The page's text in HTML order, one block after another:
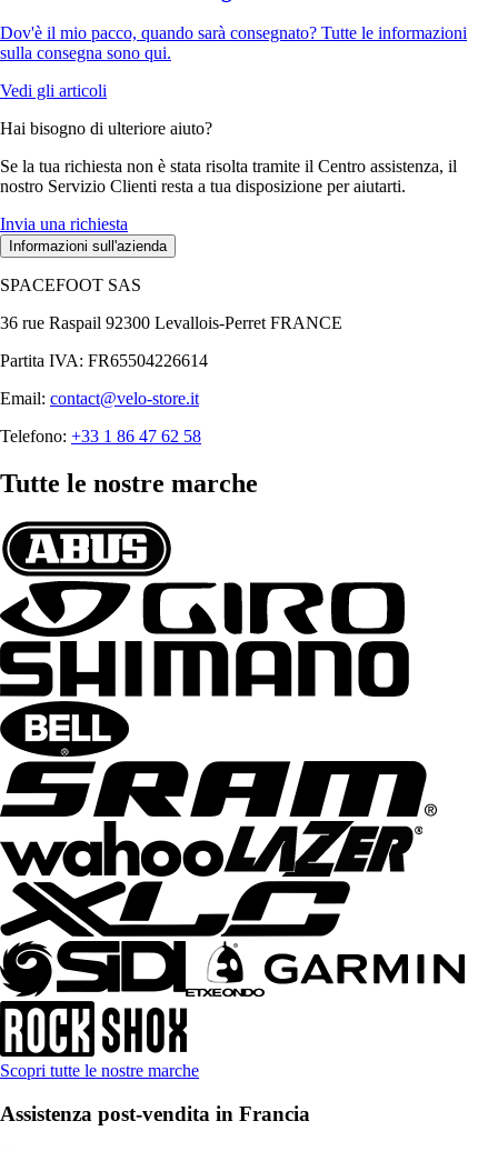
Dov'è il mio pacco, quando sarà consegnato? Tutte le informazioni
sulla consegna sono qui.
Vedi gli articoli
Hai bisogno di ulteriore aiuto?
Se la tua richiesta non è stata risolta tramite il Centro assistenza, il
nostro Servizio Clienti resta a tua disposizione per aiutarti.
Invia una richiesta
Informazioni sull'azienda
SPACEFOOT SAS
36 rue Raspail 92300 Levallois-Perret FRANCE
Partita IVA: FR65504226614
Email: contact@velo-store.it
Telefono: +33 1 86 47 62 58
Tutte le nostre marche
Scopri tutte le nostre marche
Assistenza post-vendita in Francia